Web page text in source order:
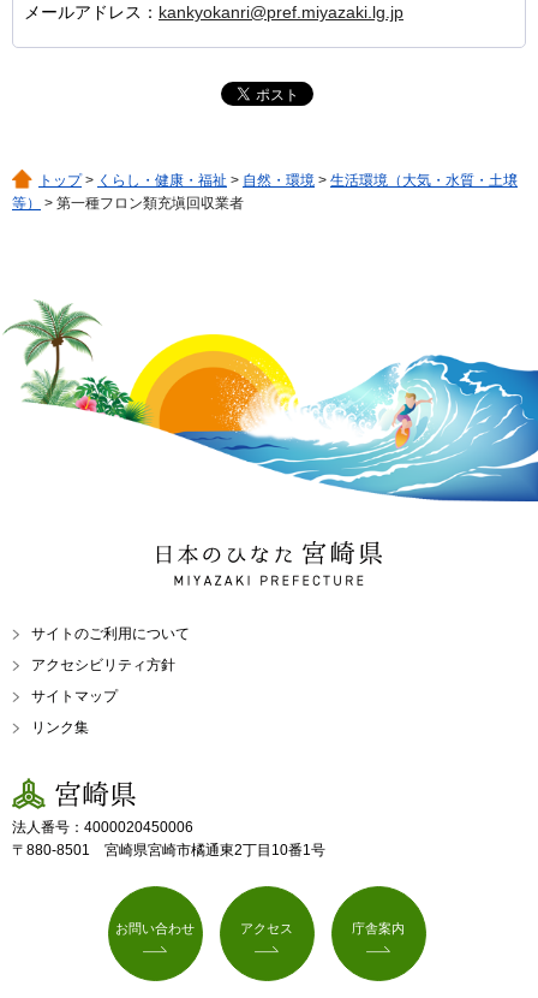
メールアドレス： kankyokanri@pref.miyazaki.lg.jp
トップ> くらし・健康・福祉 > 自然・環境 > 生活環境（大気・水質・土壌
等）
> 第一種フロン類充塡回収業者
日本のひなた 宮崎県
MIYAZAKI PREFECTURE
サイトのご利用について
アクセシビリティ方針
サイトマップ
リンク集
宮崎県
法人番号：4000020450006
〒880-8501 宮崎県宮崎市橘通東2丁目10番1号
お問い合わせ アクセス 庁舎案内